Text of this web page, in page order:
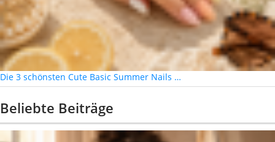
Die 3 schönsten Cute Basic Summer Nails …
Beliebte Beiträge